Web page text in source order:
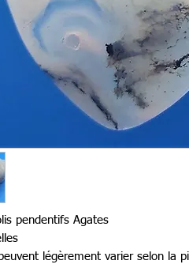
pendentifs Agates
légèrement varier selon la